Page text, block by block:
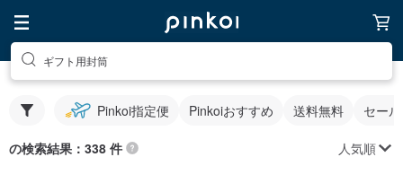
ギフト用封筒
Pinkoi指定便 Pinkoiおすすめ 送料無料 セー
の検索結果：338 件 人気順